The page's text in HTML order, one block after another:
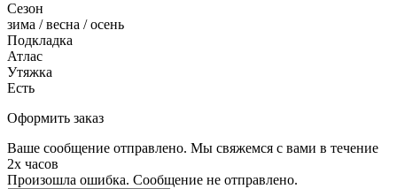
Сезон
зима / весна / осень
Подкладка
Атлас
Утяжка
Есть
Оформить заказ
Ваше сообщение отправлено. Мы свяжемся с вами в течение
2х часов
Произошла ошибка. Сообщение не отправлено.